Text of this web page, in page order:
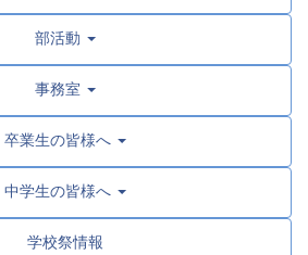
部活動
事務室
卒業生の皆様へ
中学生の皆様へ
学校祭情報